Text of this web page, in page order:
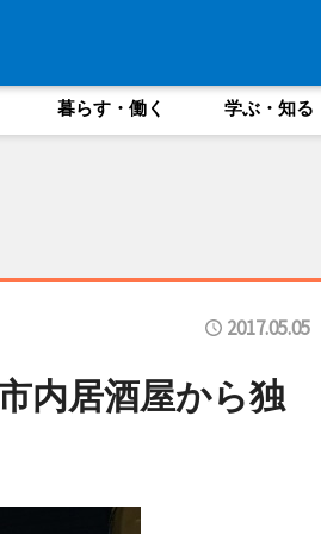
暮らす・働く 学ぶ・知る
2017.05.05
内居酒屋から独